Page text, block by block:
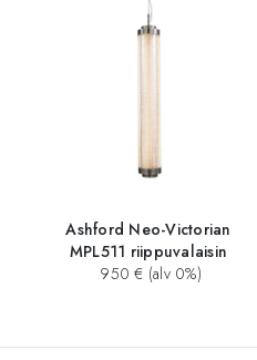
Ashford Neo-Victorian
MPL511 riippuvalaisin
950 € (alv 0%)